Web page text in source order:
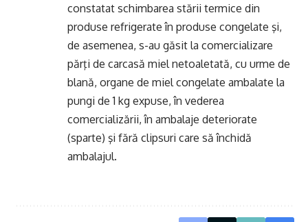
constatat schimbarea stării termice din
produse refrigerate în produse congelate şi,
de asemenea, s-au găsit la comercializare
părţi de carcasă miel netoaletată, cu urme de
blană, organe de miel congelate ambalate la
pungi de 1 kg expuse, în vederea
comercializării, în ambalaje deteriorate
(sparte) şi fără clipsuri care să închidă
ambalajul.